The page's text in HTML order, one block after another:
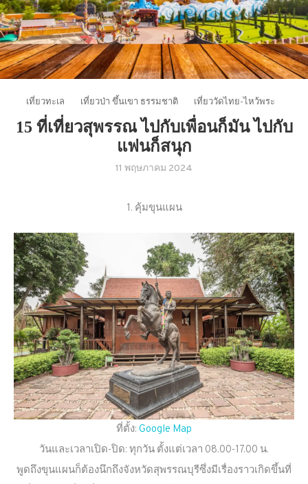
เที่ยวทะเล เที่ยวป่า ขึ้นเขา ธรรมชาติ เที่ยววัดไทย-ไหว้พระ
15 ที่เที่ยวสุพรรณ ไปกับเพื่อนก็มัน ไปกับ
แฟนก็สนุก
11 พฤษภาคม 2024
1. คุ้มขุนแผน
ที่ตั้ง: Google Map
วันและเวลาเปิด-ปิด: ทุกวัน ตั้งแต่เวลา 08.00-17.00 น.
พูดถึงขุนแผนก็ต้องนึกถึงจังหวัดสุพรรณบุรีซึ่งมีเรื่องราวเกิดขึ้นที่